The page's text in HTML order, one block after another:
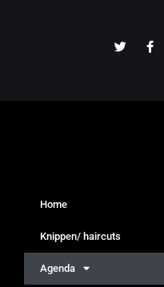
Home
Knippen/ haircuts
Agenda